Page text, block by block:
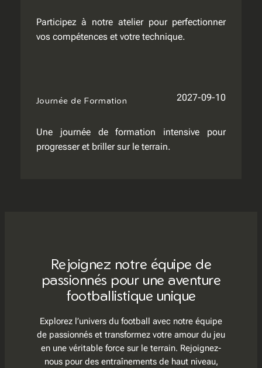
Participez à notre atelier pour perfectionner
vos compétences et votre technique.
Journée de Formation 2027-09-10
Une journée de formation intensive pour
progresser et briller sur le terrain.
Rejoignez notre équipe de
passionnés pour une aventure
footballistique unique
Explorez l’univers du football avec notre équipe
de passionnés et transformez votre amour du jeu
en une véritable force sur le terrain. Rejoignez-
nous pour des entraînements de haut niveau,